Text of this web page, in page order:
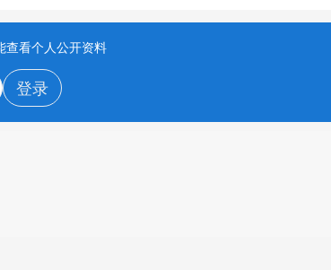
查看个人公开资料
登录